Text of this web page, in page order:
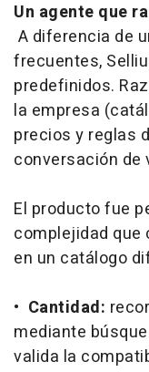
Un agente que
A diferencia de
frecuentes,
predefinidos.
la empresa
precios y reglas
conversación de
El producto fue
complejidad
en un catálogo
• Cantidad:
mediante
valida la